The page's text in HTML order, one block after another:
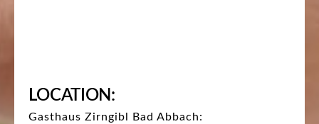
LOCATION:
Gasthaus Zirngibl Bad Abbach: